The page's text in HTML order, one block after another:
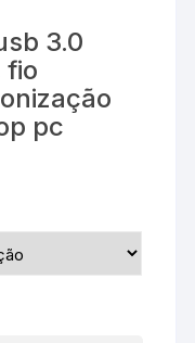
3.0
fio
pc